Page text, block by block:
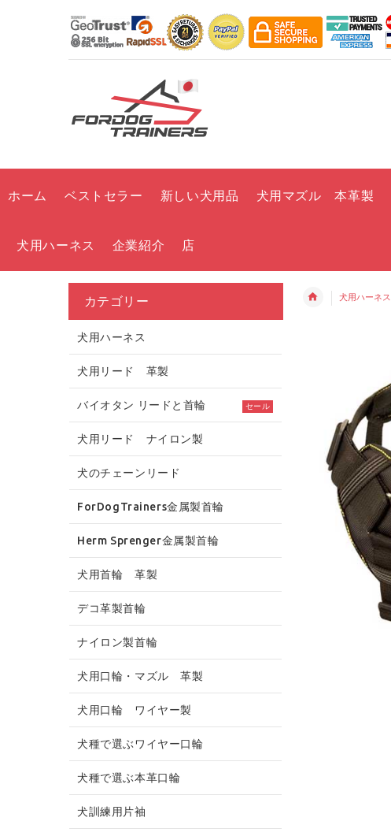
ホーム ベストセラー 新しい犬用品 犬用マズル 本革製
犬用ハーネス 企業紹介 店
犬用ハーネス
カテゴリー
犬用ハーネス
犬用リード 革製
バイオタン リードと首輪 セール
犬用リード ナイロン製
犬のチェーンリード
ForDogTrainers金属製首輪
Herm Sprenger金属製首輪
犬用首輪 革製
デコ革製首輪
ナイロン製首輪
犬用口輪・マズル 革製
犬用口輪 ワイヤー製
犬種で選ぶワイヤー口輪
犬種で選ぶ本革口輪
犬訓練用片袖